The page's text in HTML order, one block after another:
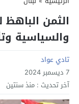
الثمن
والسياسية
تادي عواد
7 ديسمبر 2024
آخر تحديث : منذ سنتين